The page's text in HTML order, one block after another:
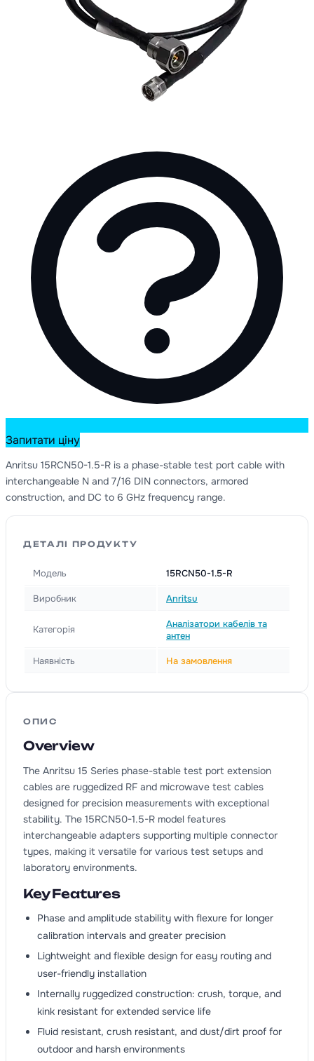
Запитати ціну
Anritsu 15RCN50-1.5-R is a phase-stable test port cable with
interchangeable N and 7/16 DIN connectors, armored
construction, and DC to 6 GHz frequency range.
ДЕТАЛІ ПРОДУКТУ
Модель 15RCN50-1.5-R
Виробник Anritsu
Категорія
Аналізатори кабелів та
антен
Наявність На замовлення
ОПИС
Overview
The Anritsu 15 Series phase-stable test port extension
cables are ruggedized RF and microwave test cables
designed for precision measurements with exceptional
stability. The 15RCN50-1.5-R model features
interchangeable adapters supporting multiple connector
types, making it versatile for various test setups and
laboratory environments.
Key Features
Phase and amplitude stability with flexure for longer
calibration intervals and greater precision
Lightweight and flexible design for easy routing and
user-friendly installation
Internally ruggedized construction: crush, torque, and
kink resistant for extended service life
Fluid resistant, crush resistant, and dust/dirt proof for
outdoor and harsh environments